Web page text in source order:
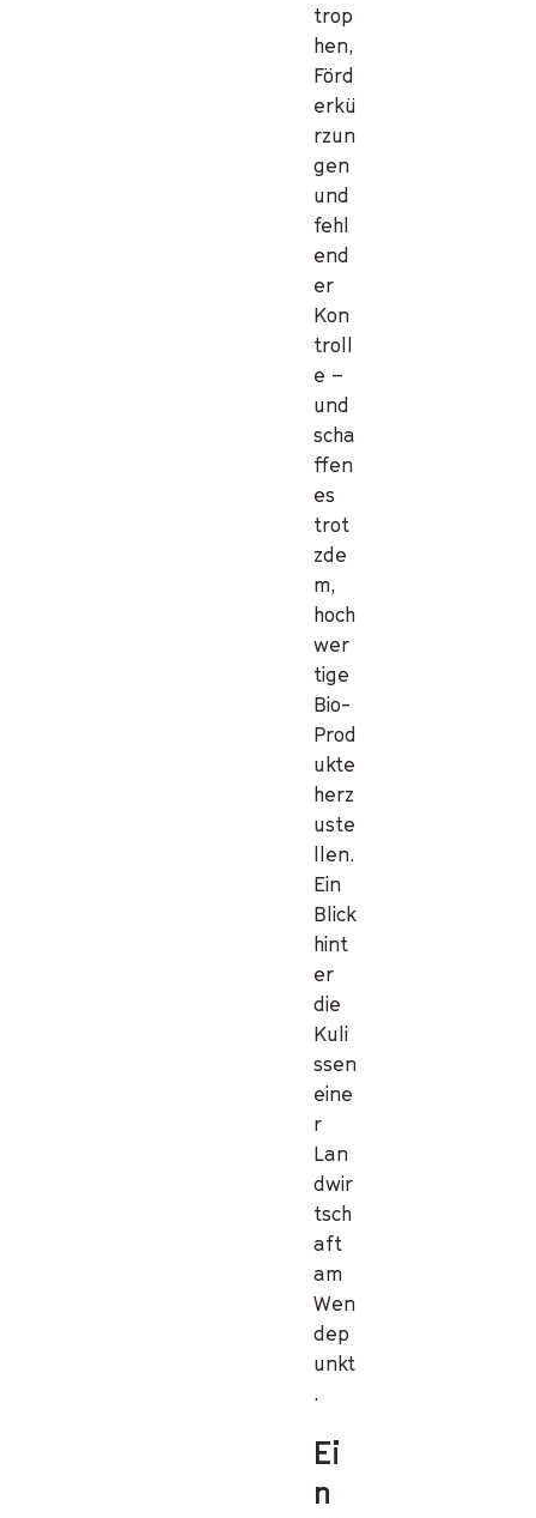
trop
hen,
Förd
erkü
rzun
gen
und
fehl
end
er
Kon
troll
e –
und
scha
ffen
es
trot
zde
m,
hoch
wer
tige
Bio-
Prod
ukte
herz
uste
llen.
Ein
Blick
hint
er
die
Kuli
ssen
eine
r
Lan
dwir
tsch
aft
am
Wen
dep
unkt
.
Ei
n